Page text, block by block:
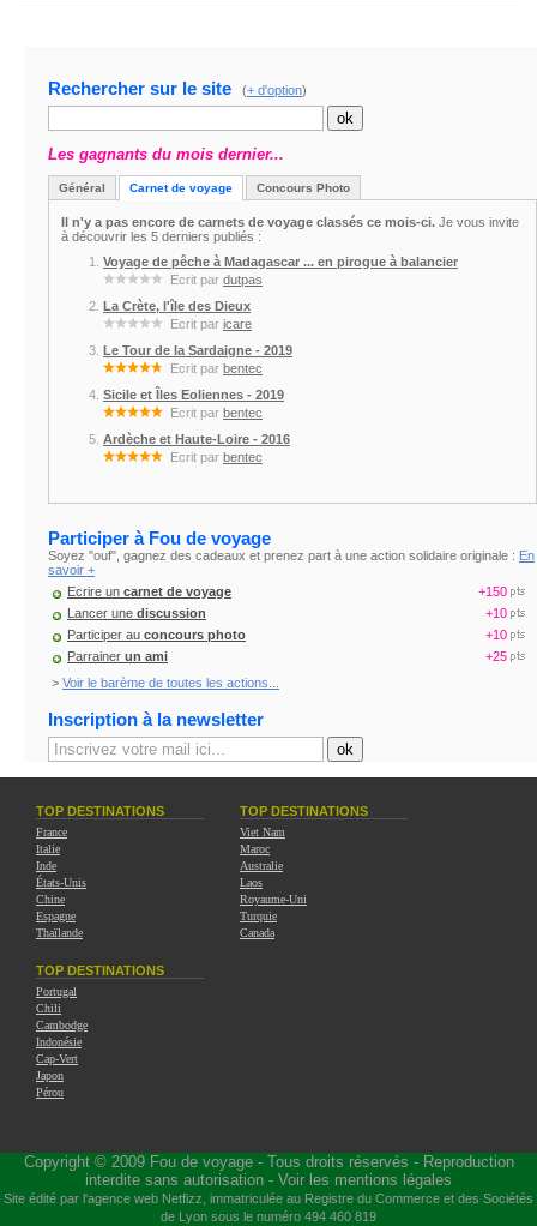
Rechercher sur le site (+ d'option)
Les gagnants du mois dernier...
Général Carnet de voyage Concours Photo
Il n'y a pas encore de carnets de voyage classés ce mois-ci. Je vous invite
à découvrir les 5 derniers publiés :
Voyage de pêche à Madagascar ... en pirogue à balancier
Ecrit par dutpas
La Crète, l'île des Dieux
Ecrit par icare
Le Tour de la Sardaigne - 2019
Ecrit par bentec
Sicile et Îles Eoliennes - 2019
Ecrit par bentec
Ardèche et Haute-Loire - 2016
Ecrit par bentec
Participer à Fou de voyage
Soyez "ouf", gagnez des cadeaux et prenez part à une action solidaire originale : En
savoir +
Ecrire un carnet de voyage
+150
Lancer une discussion
+10
Participer au concours photo
+10
Parrainer un ami
+25
> Voir le barème de toutes les actions...
Inscription à la newsletter
TOP DESTINATIONS
France
Italie
Inde
États-Unis
Chine
Espagne
Thaïlande
TOP DESTINATIONS
Viet Nam
Maroc
Australie
Laos
Royaume-Uni
Turquie
Canada
TOP DESTINATIONS
Portugal
Chili
Cambodge
Indonésie
Cap-Vert
Japon
Pérou
Copyright © 2009 Fou de voyage- Tous droits réservés - Reproduction
interdite sans autorisation - Voir les mentions légales
Site édité par l'agence web Netfizz , immatriculée au Registre du Commerce et des Sociétés
de Lyon sous le numéro 494 460 819